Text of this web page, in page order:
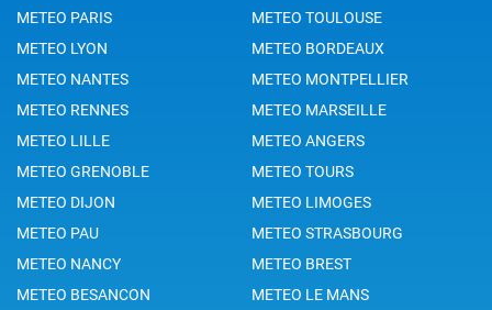
METEO PARIS
METEO TOULOUSE
METEO LYON
METEO BORDEAUX
METEO NANTES
METEO MONTPELLIER
METEO RENNES
METEO MARSEILLE
METEO LILLE
METEO ANGERS
METEO GRENOBLE
METEO TOURS
METEO DIJON
METEO LIMOGES
METEO PAU
METEO STRASBOURG
METEO NANCY
METEO BREST
METEO BESANCON
METEO LE MANS